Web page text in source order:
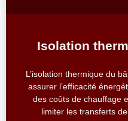
Isolation
L’isolation thermique du
assurer l’efficacité
des coûts de chauffage
limiter les transferts